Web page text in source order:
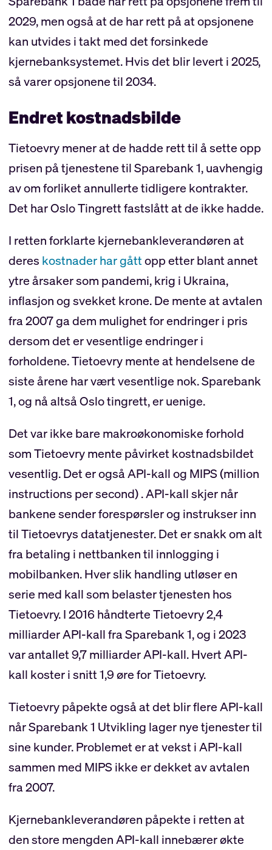
2029, men også at de har rett på at opsjonene
kan utvides i takt med det forsinkede
kjernebanksystemet. Hvis det blir levert i 2025,
så varer opsjonene til 2034.
Endret kostnadsbilde
Tietoevry mener at de hadde rett til å sette opp
prisen på tjenestene til Sparebank 1, uavhengig
av om forliket annullerte tidligere kontrakter.
Det har Oslo Tingrett fastslått at de ikke hadde.
I retten forklarte kjernebankleverandøren at
deres kostnader har gåttopp etter blant annet
ytre årsaker som pandemi, krig i Ukraina,
inflasjon og svekket krone. De mente at avtalen
fra 2007 ga dem mulighet for endringer i pris
dersom det er vesentlige endringer i
forholdene. Tietoevry mente at hendelsene de
siste årene har vært vesentlige nok. Sparebank
1, og nå altså Oslo tingrett, er uenige.
Det var ikke bare makroøkonomiske forhold
som Tietoevry mente påvirket kostnadsbildet
vesentlig. Det er også API-kall og MIPS (million
instructions per second) . API-kall skjer når
bankene sender forespørsler og instrukser inn
til Tietoevrys datatjenester. Det er snakk om alt
fra betaling i nettbanken til innlogging i
mobilbanken. Hver slik handling utløser en
serie med kall som belaster tjenesten hos
Tietoevry. I 2016 håndterte Tietoevry 2,4
milliarder API-kall fra Sparebank 1, og i 2023
var antallet 9,7 milliarder API-kall. Hvert API-
kall koster i snitt 1,9 øre for Tietoevry.
Tietoevry påpekte også at det blir flere API-kall
når Sparebank 1 Utvikling lager nye tjenester til
sine kunder. Problemet er at vekst i API-kall
sammen med MIPS ikke er dekket av avtalen
fra 2007.
Kjernebankleverandøren påpekte i retten at
den store mengden API-kall innebærer økte